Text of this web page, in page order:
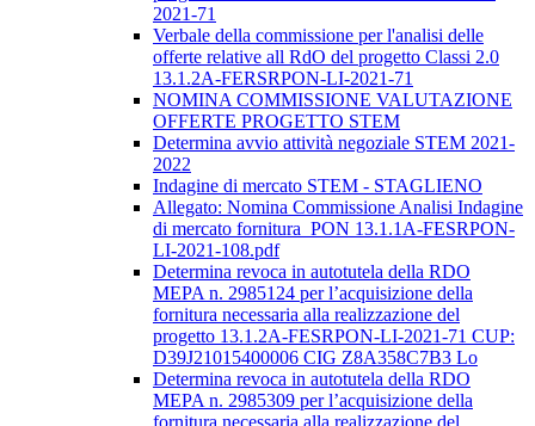
2021-71
Verbale della commissione per l'analisi delle
offerte relative all RdO del progetto Classi 2.0
13.1.2A-FERSRPON-LI-2021-71
NOMINA COMMISSIONE VALUTAZIONE
OFFERTE PROGETTO STEM
Determina avvio attività negoziale STEM 2021-
2022
Indagine di mercato STEM - STAGLIENO
Allegato: Nomina Commissione Analisi Indagine
di mercato fornitura_PON 13.1.1A-FESRPON-
LI-2021-108.pdf
Determina revoca in autotutela della RDO
MEPA n. 2985124 per l’acquisizione della
fornitura necessaria alla realizzazione del
progetto 13.1.2A-FESRPON-LI-2021-71 CUP:
D39J21015400006 CIG Z8A358C7B3 Lo
Determina revoca in autotutela della RDO
MEPA n. 2985309 per l’acquisizione della